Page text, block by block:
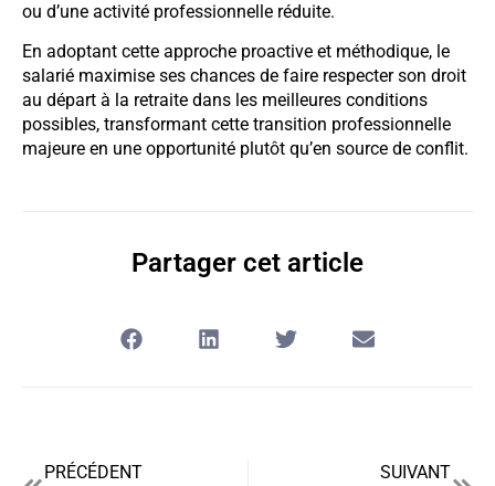
ou d’une activité professionnelle réduite.
En adoptant cette approche proactive et méthodique, le
salarié maximise ses chances de faire respecter son droit
au départ à la retraite dans les meilleures conditions
possibles, transformant cette transition professionnelle
majeure en une opportunité plutôt qu’en source de conflit.
Partager cet article
PRÉCÉDENT
SUIVANT